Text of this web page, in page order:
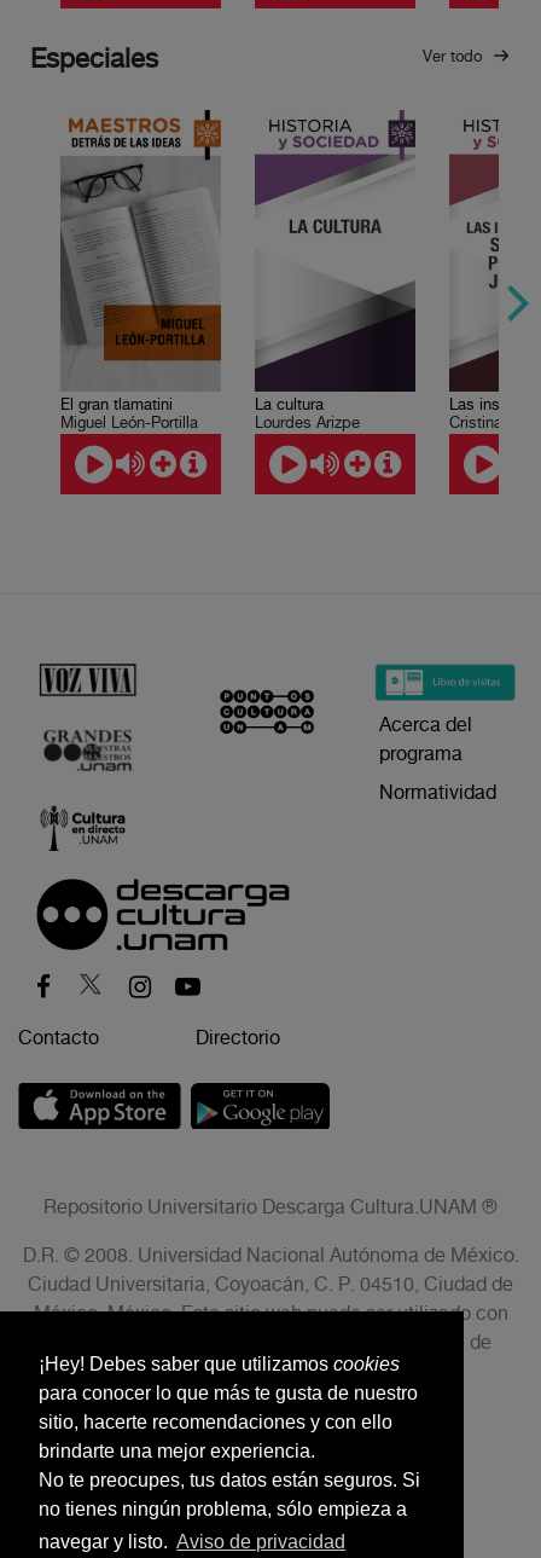
¡Hey! Debes saber que utilizamos cookies
para conocer lo que más te gusta de nuestro
sitio, hacerte recomendaciones y con ello
brindarte una mejor experiencia.
No te preocupes, tus datos están seguros. Si
no tienes ningún problema, sólo empieza a
navegar y listo. Aviso de privacidad
Especiales Ver todo
El gran tlamatini
Miguel León-Portilla
La cultura
Lourdes Arizpe
Acerca del
programa
Normatividad
Contacto Directorio
Repositorio Universitario Descarga Cultura.UNAM ®
D.R. © 2008. Universidad Nacional Autónoma de México.
Ciudad Universitaria, Coyoacán, C. P. 04510, Ciudad de
México, México. Este sitio web puede ser utilizado con
fines no lucrativos siempre que se cite la fuente de
conformidad con el AVISO LEGAL.